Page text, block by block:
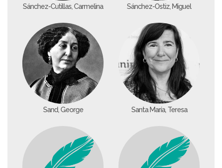
Sánchez-Cutillas, Carmelina Sánchez-Ostiz, Miguel
Sand, George Santa María, Teresa